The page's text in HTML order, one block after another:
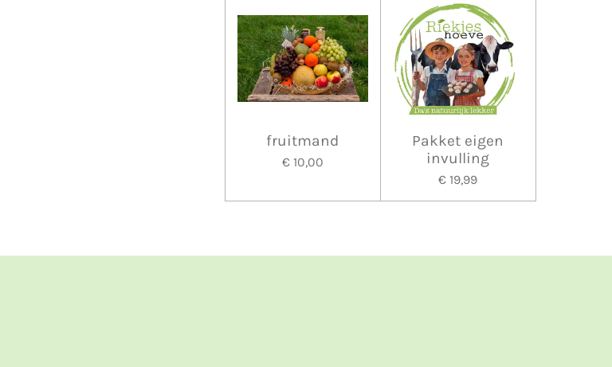
fruitmand
€ 10,00
Pakket eigen
invulling
€ 19,99